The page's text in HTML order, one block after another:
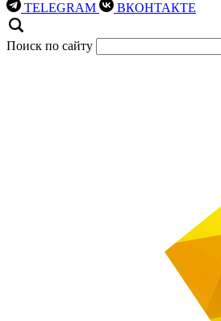
TELEGRAM ВКОНТАКТЕ
Поиск по сайту